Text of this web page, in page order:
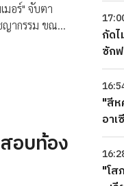
มอร์" จับตา
ญากรรม ขณะ
อบท้อง
กัด
ซัก
"สีห
อา
"โส